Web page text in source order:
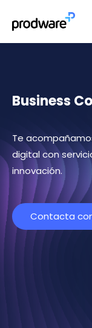
Business
Te
digital con
innovación.
Contacta